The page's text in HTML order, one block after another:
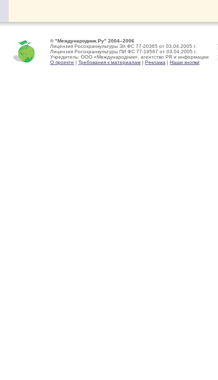
© "Международник.Ру" 2004–2006
Лицензия Росохранкультуры Эл ФС 77-20365 от 03.04.2005 г.
Лицензия Росохранкультуры ПИ ФС 77-19567 от 03.04.2005 г.
Учредитель: ООО «Международник», агентство PR и информации
О проекте | Требования к материалам | Реклама | Наши кнопки